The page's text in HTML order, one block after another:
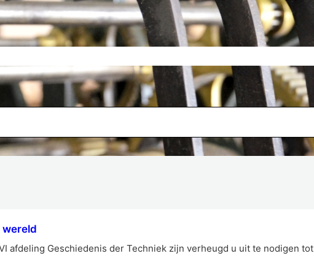
wereld
afdeling Geschiedenis der Techniek zijn verheugd u uit te nodigen tot